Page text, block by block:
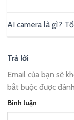
AI camera là gì?
những lợi ích trong
Trả lời
Email của bạn sẽ
bắt buộc được
Bình luận